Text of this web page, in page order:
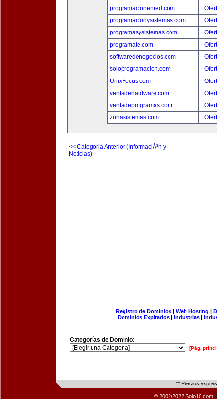
programacionenred.com
programacionysistemas.com
programasysistemas.com
programate.com
softwaredenegocios.com
soloprogramacion.com
UnixFocus.com
ventadehardware.com
ventadeprogramas.com
zonasistemas.com
<< Categoria Anterior (InformaciÃ³n y
Noticias)
Registro de Dominios| Web Hosting |
Dominios Expirados | Industrias |
Categorías de Dominio:
[Pág.
** Precios
© 2002/2022 Solo10.com